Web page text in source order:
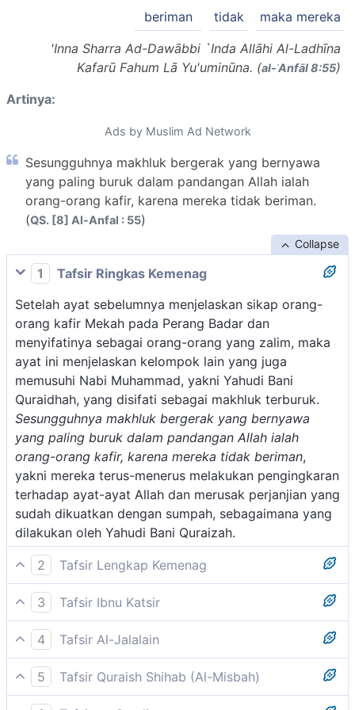
maka mereka
tidak
beriman
'Inna Sharra Ad-Dawābbi `Inda Allāhi Al-Ladhīna
Kafarū Fahum Lā Yu'uminūna. (al-ʾAnfāl 8:55)
Artinya:
Ads by Muslim Ad Network
Sesungguhnya makhluk bergerak yang bernyawa
yang paling buruk dalam pandangan Allah ialah
orang-orang kafir, karena mereka tidak beriman.
(QS. [8] Al-Anfal : 55)
Collapse
1
Tafsir Ringkas Kemenag
Setelah ayat sebelumnya menjelaskan sikap orang-
orang kafir Mekah pada Perang Badar dan
menyifatinya sebagai orang-orang yang zalim, maka
ayat ini menjelaskan kelompok lain yang juga
memusuhi Nabi Muhammad, yakni Yahudi Bani
Quraidhah, yang disifati sebagai makhluk terburuk.
Sesungguhnya makhluk bergerak yang bernyawa
yang paling buruk dalam pandangan Allah ialah
orang-orang kafir, karena mereka tidak beriman,
yakni mereka terus-menerus melakukan pengingkaran
terhadap ayat-ayat Allah dan merusak perjanjian yang
sudah dikuatkan dengan sumpah, sebagaimana yang
dilakukan oleh Yahudi Bani Quraizah.
2
Tafsir Lengkap Kemenag
Sesungguhnya sejahat-jahat binatang yang melata di
bumi menurut pandangan Allah ialah orang-orang
kafir yang mempunyai sifat suka membangkang,
sehingga keadaan mereka terus-menerus dalam
kekafiran dan berada dalam keingkaran kepada Nabi,
sehingga tidak dapat diharapkan iman dari mereka.
3
Tafsir Ibnu Katsir
Allah Swt. menyebutkan bahwa seburuk-buruk
makhluk hidup di atas bumi ini ialah orang-orang
kafir, karena mereka tidak beriman. Yaitu mereka
yang apabila membuat suatu perjanjian, maka mereka
4
Tafsir Al-Jalalain
(Sesungguhnya binatang/makhluk yang paling buruk
di sisi Allah ialah orang-orang yang kafir, karena
5
Tafsir Quraish Shihab (Al-Misbah)